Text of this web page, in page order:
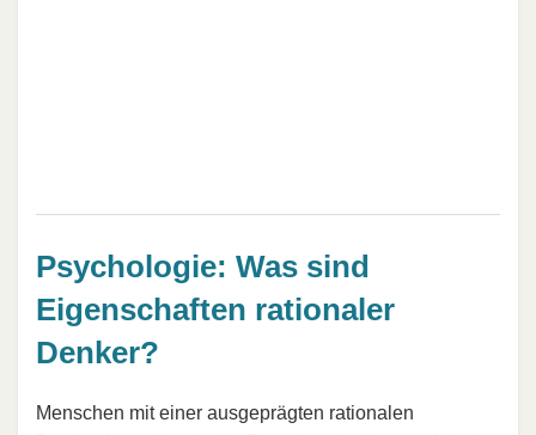
Psychologie: Was sind
Eigenschaften rationaler
Denker?
Menschen mit einer ausgeprägten rationalen